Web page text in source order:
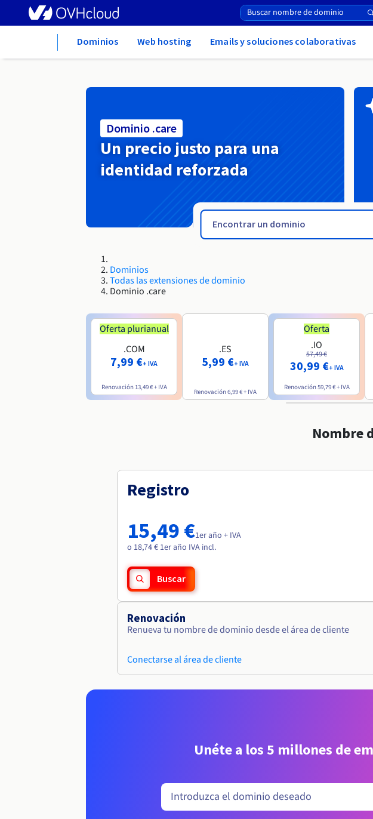
Dominios Web hosting Emails y soluciones colaborativas
Dominio .care
Un precio justo para una
identidad reforzada
Dominios
Todas las extensiones de dominio
Dominio .care
Oferta plurianual
.COM
7,99 €+ IVA
Renovación 13,49 €+ IVA
.ES
5,99 €+ IVA
Renovación6,99 €+ IVA
Oferta
.IO
57,49 €
30,99 €+ IVA
Renovación59,79 €+ IVA
Nombre
Registro
15,49 €1er año + IVA
o 18,74 € 1er año IVA incl.
Buscar
Renovación
Renueva tu nombre de dominio desde el área de cliente
Conectarse al área de cliente
Unéte a los 5 millones de